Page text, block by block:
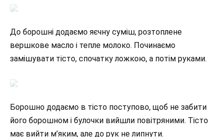
До борошні додаємо яєчну суміш, розтоплене
вершкове масло і тепле молоко. Починаємо
замішувати тісто, спочатку ложкою, а потім руками.
Борошно додаємо в тісто поступово, щоб не забити
його борошном і булочки вийшли повітряними. Тісто
має вийти м’яким, але до рук не липнути.